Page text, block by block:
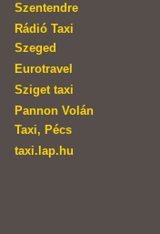
Szentendre
Rádió Taxi
Szeged
Eurotravel
Sziget taxi
Pannon Volán
Taxi, Pécs
taxi.lap.hu